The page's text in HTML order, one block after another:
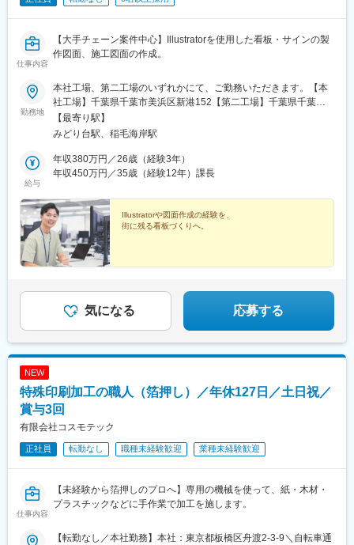
仕事内容
【大手チェーン案件中心】Illustratorを使用した看板・サインの製
作図面、施工図面の作成。
勤務地
本社工場、第二工場のいずれかにて、ご勤務いただきます。【本
社工場】千葉県千葉市美浜区新港152【第二工場】千葉県千葉市
美浜区新港201▼アクセス【本社工場】・JR総武線稲毛駅より千
葉海浜交通バス「稲毛海岸行き（運輸支局入口経由）」にて団地
バス「稲毛行き（運輸支局入口経由）」にて団地東バス停下車、
徒歩8分【第二工場】・JR総武線稲毛駅より千葉海浜交通バス
下車後、徒歩6分・JR京葉線稲毛海岸より千葉海浜交通バス『稲
毛行き（運輸支局入口経由）』にて運輸支局入口バス停下車後、
徒歩6分＜お車をご利用の場合＞【本社工場／第二工場】「東関東
自動車道」湾岸習志野IC（東京方面）より湾岸習志野IC をおり、
国道357号線を直進しますと国道14号線と合流。さらに直進（千
煙防止策：屋内原則禁煙（喫煙スペースは屋外に設置）
【最寄り駅】
みどり台駅、稲毛海岸駅
給与
年収380万円／26歳（経験3年）
年収450万円／35歳（経験12年）課長
Illustratorや図面作成の経験を、
街に残る看板づくりへ。
気になる 応募する
NEW
特殊印刷加工の職人（箔押し）／年休127日／土日祝／
賞与3回
有限会社コスモテック
正社員 転勤なし 職種未経験歓迎 業種未経験歓迎
仕事内容
【未経験から箔押しのプロへ】専用の機械を使って、紙・木材・
プラスチックなどに手作業で加工を施します。
【転勤なし／本社勤務】本社：東京都板橋区舟渡2-3-9＼自転車通